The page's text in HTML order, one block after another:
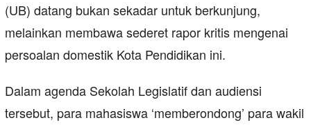
(UB) datang bukan sekadar untuk berkunjung,
melainkan membawa sederet rapor kritis mengenai
persoalan domestik Kota Pendidikan ini.
Dalam agenda Sekolah Legislatif dan audiensi
tersebut, para mahasiswa ‘memberondong’ para wakil